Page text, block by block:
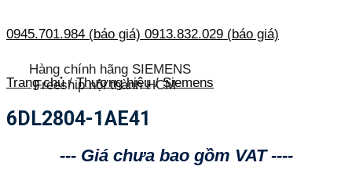
0945.701.984 (báo giá) 0913.832.029 (báo giá)
Hàng chính hãng SIEMENS
Freeship nội thành HCM
Trang chủ / Thương hiệu / Siemens
6DL2804-1AE41
--- Giá chưa bao gồm VAT ----